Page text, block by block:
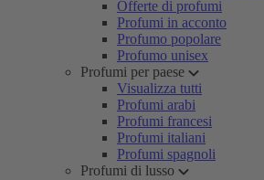
Offerte di profumi
Profumi in acconto
Profumo popolare
Profumo unisex
Profumi per paese
Visualizza tutti
Profumi arabi
Profumi francesi
Profumi italiani
Profumi spagnoli
Profumi di lusso